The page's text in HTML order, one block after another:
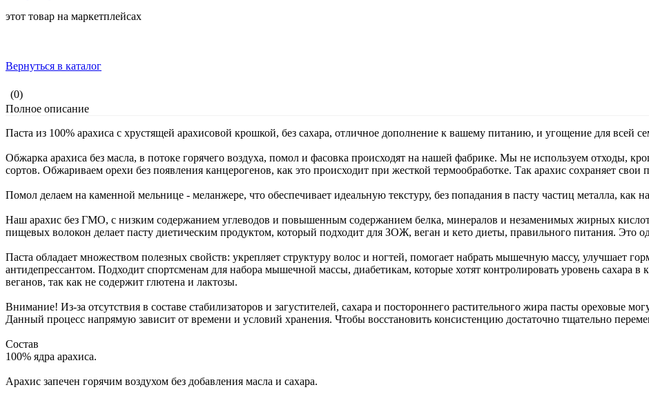
этот товар на маркетплейсах
Вернуться в каталог
(0)
Полное описание
Паста из 100% арахиса с хрустящей арахисовой крошкой, без сахара, отличное дополнение к вашему питанию, и угощение для всей
Обжарка арахиса без масла, в потоке горячего воздуха, помол и фасовка происходят на нашей фабрике. Мы не используем отходы,
сортов. Обжариваем орехи без появления канцерогенов, как это происходит при жесткой термообработке. Так арахис сохраняет свои
Помол делаем на каменной мельнице - меланжере, что обеспечивает идеальную текстуру, без попадания в пасту частиц металла, как
Наш арахис без ГМО, с низким содержанием углеводов и повышенным содержанием белка, минералов и незаменимых жирных
пищевых волокон делает пасту диетическим продуктом, который подходит для ЗОЖ, веган и кето диеты, правильного питания. Это
Паста обладает множеством полезных свойств: укрепляет структуру волос и ногтей, помогает набрать мышечную массу, улучшает
антидепрессантом. Подходит спортсменам для набора мышечной массы, диабетикам, которые хотят контролировать уровень сахара в
веганов, так как не содержит глютена и лактозы.
Внимание! Из-за отсутствия в составе стабилизаторов и загустителей, сахара и постороннего растительного жира пасты ореховые
Данный процесс напрямую зависит от времени и условий хранения. Чтобы восстановить консистенцию достаточно тщательно
Состав
100% ядра арахиса.
Арахис запечен горячим воздухом без добавления масла и сахара.